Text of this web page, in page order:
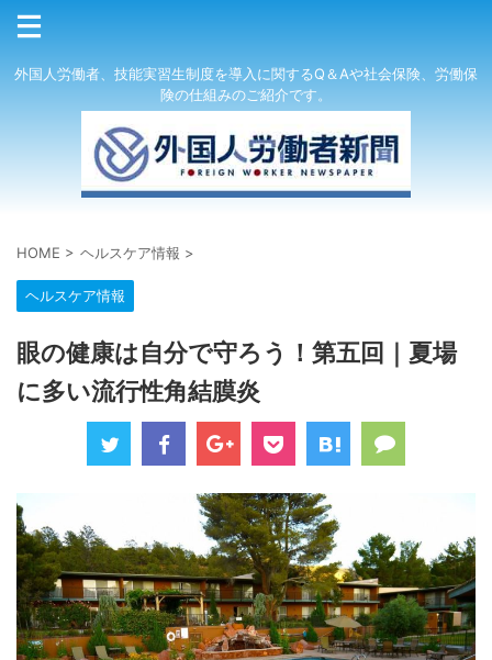
外国人労働者、技能実習生制度を導入に関するQ＆Aや社会保険、労働保
険の仕組みのご紹介です。
HOME > ヘルスケア情報 >
ヘルスケア情報
眼の健康は自分で守ろう！第五回｜夏場
に多い流行性角結膜炎